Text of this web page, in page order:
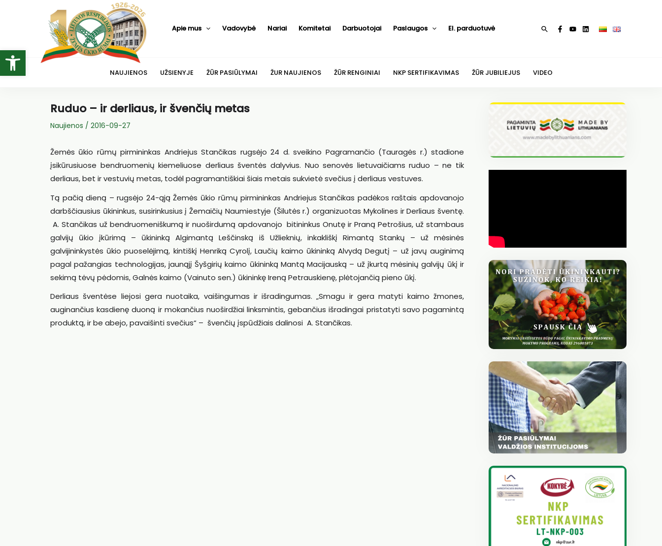
Open toolbar
Apie mus Vadovybė Nariai Komitetai Darbuotojai Paslaugos El. parduotuvė Paieška
NAUJIENOS UŽSIENYJE ŽŪR PASIŪLYMAI ŽUR NAUJIENOS ŽŪR RENGINIAI NKP SERTIFIKAVIMAS ŽŪR JUBILIEJUS VIDEO
Ruduo – ir derliaus, ir švenčių metas
Naujienos / 2016-09-27
Žemės ūkio rūmų pirmininkas Andriejus Stančikas rugsėjo 24 d. sveikino Pagramančio (Tauragės r.) stadione
įsikūrusiuose bendruomenių kiemeliuose derliaus šventės dalyvius. Nuo senovės lietuvaičiams ruduo – ne tik
derliaus, bet ir vestuvių metas, todėl pagramantiškiai šiais metais sukvietė svečius į derliaus vestuves.
Tą pačią dieną – rugsėjo 24-ąją Žemės ūkio rūmų pirmininkas Andriejus Stančikas padėkos raštais apdovanojo
darbščiausius ūkininkus, susirinkusius į Žemaičių Naumiestyje (Šilutės r.) organizuotas Mykolines ir Derliaus šventę.
A. Stančikas už bendruomeniškumą ir nuoširdumą apdovanojo bitininkus Onutę ir Praną Petrošius, už stambaus
galvijų ūkio įkūrimą – ūkininką Algimantą Leščinską iš Užlieknių, inkakliškį Rimantą Stankų – už mėsinės
galvijininkystės ūkio puoselėjimą, kintiškį Henriką Cyrolį, Laučių kaimo ūkininką Alvydą Degutį – už javų auginimą
pagal pažangias technologijas, jaunąjį Šyšgirių kaimo ūkininką Mantą Macijauską – už įkurtą mėsinių galvijų ūkį ir
sekimą tėvų pėdomis, Galnės kaimo (Vainuto sen.) ūkininkę Ireną Petrauskienę, plėtojančią pieno ūkį.
Derliaus šventėse liejosi gera nuotaika, vaišingumas ir išradingumas. „Smagu ir gera matyti kaimo žmones,
auginančius kasdienę duoną ir mokančius nuoširdžiai linksmintis, gebančius išradingai pristatyti savo pagamintą
produktą, ir be abejo, pavaišinti svečius“ – švenčių įspūdžiais dalinosi A. Stančikas.